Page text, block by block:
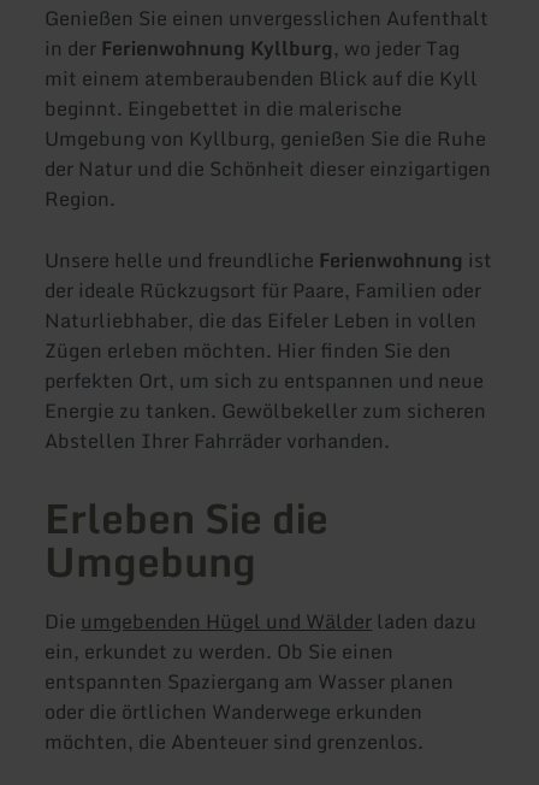
Genießen Sie einen unvergesslichen Aufenthalt
in der Ferienwohnung Kyllburg, wo jeder Tag
mit einem atemberaubenden Blick auf die Kyll
beginnt. Eingebettet in die malerische
Umgebung von Kyllburg, genießen Sie die Ruhe
der Natur und die Schönheit dieser einzigartigen
Region.
Unsere helle und freundliche Ferienwohnung ist
der ideale Rückzugsort für Paare, Familien oder
Naturliebhaber, die das Eifeler Leben in vollen
Zügen erleben möchten. Hier finden Sie den
perfekten Ort, um sich zu entspannen und neue
Energie zu tanken. Gewölbekeller zum sicheren
Abstellen Ihrer Fahrräder vorhanden.
Erleben Sie die
Umgebung
Die umgebenden Hügel und Wälder laden dazu
ein, erkundet zu werden. Ob Sie einen
entspannten Spaziergang am Wasser planen
oder die örtlichen Wanderwege erkunden
möchten, die Abenteuer sind grenzenlos.